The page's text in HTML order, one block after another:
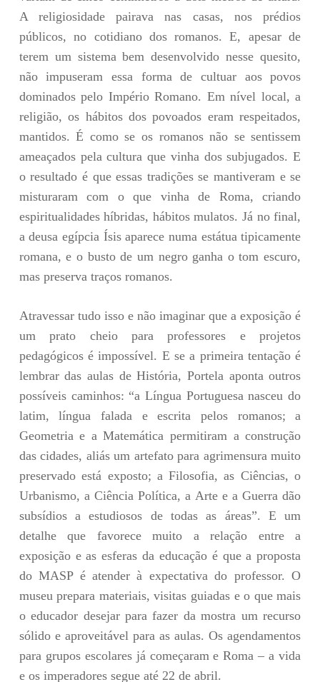
A religiosidade pairava nas casas, nos prédios
públicos, no cotidiano dos romanos. E, apesar de
terem um sistema bem desenvolvido nesse quesito,
não impuseram essa forma de cultuar aos povos
dominados pelo Império Romano. Em nível local, a
religião, os hábitos dos povoados eram respeitados,
mantidos. É como se os romanos não se sentissem
ameaçados pela cultura que vinha dos subjugados. E
o resultado é que essas tradições se mantiveram e se
misturaram com o que vinha de Roma, criando
espiritualidades híbridas, hábitos mulatos. Já no final,
a deusa egípcia Ísis aparece numa estátua tipicamente
romana, e o busto de um negro ganha o tom escuro,
mas preserva traços romanos.
Atravessar tudo isso e não imaginar que a exposição é
um prato cheio para professores e projetos
pedagógicos é impossível. E se a primeira tentação é
lembrar das aulas de História, Portela aponta outros
possíveis caminhos: “a Língua Portuguesa nasceu do
latim, língua falada e escrita pelos romanos; a
Geometria e a Matemática permitiram a construção
das cidades, aliás um artefato para agrimensura muito
preservado está exposto; a Filosofia, as Ciências, o
Urbanismo, a Ciência Política, a Arte e a Guerra dão
subsídios a estudiosos de todas as áreas”. E um
detalhe que favorece muito a relação entre a
exposição e as esferas da educação é que a proposta
do MASP é atender à expectativa do professor. O
museu prepara materiais, visitas guiadas e o que mais
o educador desejar para fazer da mostra um recurso
sólido e aproveitável para as aulas. Os agendamentos
para grupos escolares já começaram e Roma – a vida
e os imperadores segue até 22 de abril.